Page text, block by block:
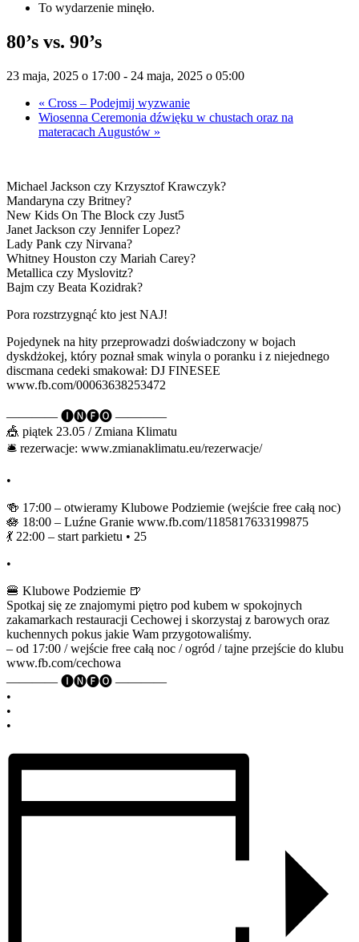
To wydarzenie minęło.
80’s vs. 90’s
23 maja, 2025 o 17:00 - 24 maja, 2025 o 05:00
« Cross – Podejmij wyzwanie
Wiosenna Ceremonia dźwięku w chustach oraz na
materacach Augustów »
Michael Jackson czy Krzysztof Krawczyk?
Mandaryna czy Britney?
New Kids On The Block czy Just5
Janet Jackson czy Jennifer Lopez?
Lady Pank czy Nirvana?
Whitney Houston czy Mariah Carey?
Metallica czy Myslovitz?
Bajm czy Beata Kozidrak?
Pora rozstrzygnąć kto jest NAJ!
Pojedynek na hity przeprowadzi doświadczony w bojach
dyskdżokej, który poznał smak winyla o poranku i z niejednego
discmana cedeki smakował: DJ FINESEE
www.fb.com/00063638253472
———— 🅘🅝🅕🅞 ————
🎪 piątek 23.05 / Zmiana Klimatu
🛎️ rezerwacje: www.zmianaklimatu.eu/rezerwacje/
•
🍻 17:00 – otwieramy Klubowe Podziemie (wejście free całą noc)
🪷 18:00 – Luźne Granie www.fb.com/1185817633199875
💃 22:00 – start parkietu • 25
•
🍔 Klubowe Podziemie 🍺
Spotkaj się ze znajomymi piętro pod kubem w spokojnych
zakamarkach restauracji Cechowej i skorzystaj z barowych oraz
kuchennych pokus jakie Wam przygotowaliśmy.
– od 17:00 / wejście free całą noc / ogród / tajne przejście do klubu
www.fb.com/cechowa
———— 🅘🅝🅕🅞 ————
•
•
•